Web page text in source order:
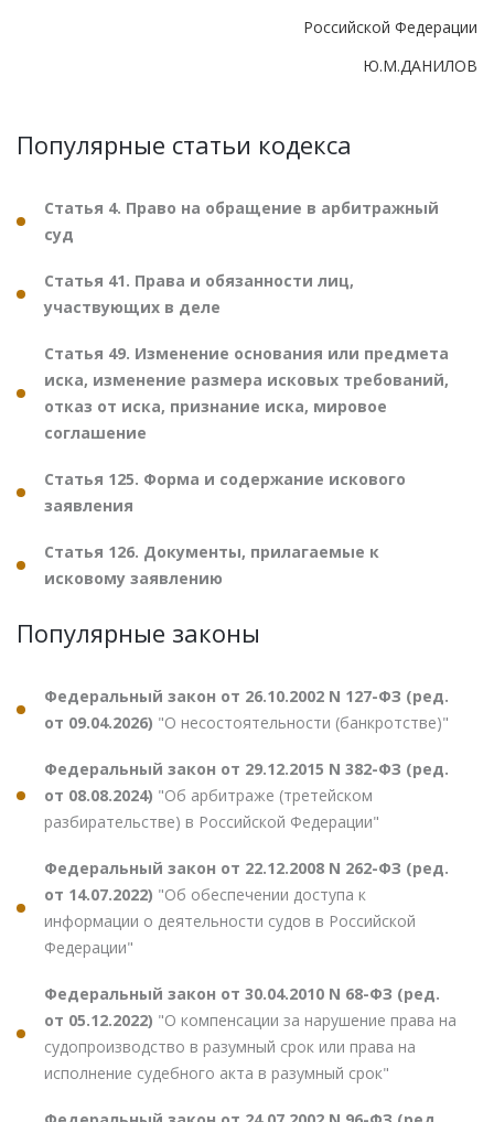
Российской Федерации
Ю.М.ДАНИЛОВ
Популярные статьи кодекса
Статья 4. Право на обращение в арбитражный
суд
Статья 41. Права и обязанности лиц,
участвующих в деле
Статья 49. Изменение основания или предмета
иска, изменение размера исковых требований,
отказ от иска, признание иска, мировое
соглашение
Статья 125. Форма и содержание искового
заявления
Статья 126. Документы, прилагаемые к
исковому заявлению
Популярные законы
Федеральный закон от 26.10.2002 N 127-ФЗ (ред.
от 09.04.2026) "О несостоятельности (банкротстве)"
Федеральный закон от 29.12.2015 N 382-ФЗ (ред.
от 08.08.2024) "Об арбитраже (третейском
разбирательстве) в Российской Федерации"
Федеральный закон от 22.12.2008 N 262-ФЗ (ред.
от 14.07.2022) "Об обеспечении доступа к
информации о деятельности судов в Российской
Федерации"
Федеральный закон от 30.04.2010 N 68-ФЗ (ред.
от 05.12.2022) "О компенсации за нарушение права на
судопроизводство в разумный срок или права на
исполнение судебного акта в разумный срок"